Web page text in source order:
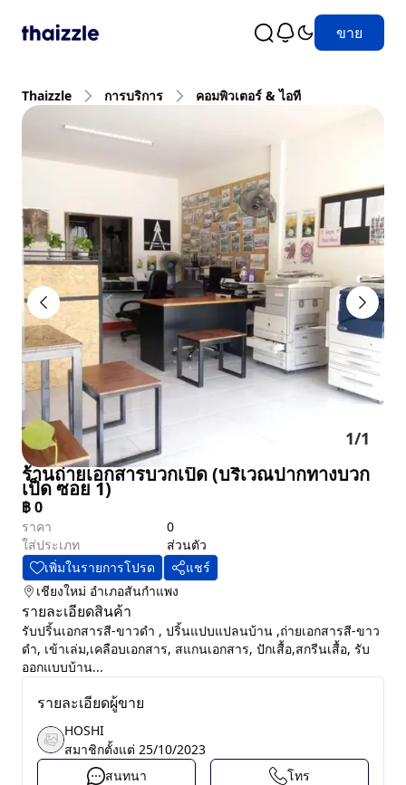
ขาย
Thaizzle การบริการ คอมพิวเตอร์ & ไอที
1/1
ร้านถ่ายเอกสารบวกเป็ด (บริเวณปากทางบวก
เป็ด ซอย 1)
฿0
ราคา
0
ใส่ประเภท
ส่วนตัว
เพิ่มในรายการโปรด
แชร์
เชียงใหม่ อำเภอสันกำแพง
รายละเอียดสินค้า
รับปริ้นเอกสารสี-ขาวดำ , ปริ้นแปบแปลนบ้าน ,ถ่ายเอกสารสี-ขาว
ดำ, เข้าเล่ม,เคลือบเอกสาร, สแกนเอกสาร, ปักเสื้อ,สกรีนเสื้อ, รับ
ออกแบบบ้าน...
รายละเอียดผู้ขาย
HOSHI
สมาชิกตั้งแต่ 25/10/2023
สนทนา
โทร